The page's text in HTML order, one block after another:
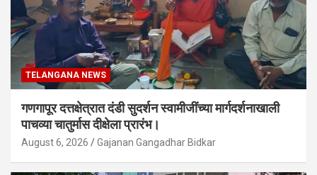
TELANGANA NEWS
गणगापूर दत्तक्षेत्रात दंडी सुदर्शन स्वामीजींच्या मार्गदर्शनाखाली
पाचव्या चातुर्मास दीक्षेला प्रारंभ।
August 6, 2026 Gajanan Gangadhar Bidkar